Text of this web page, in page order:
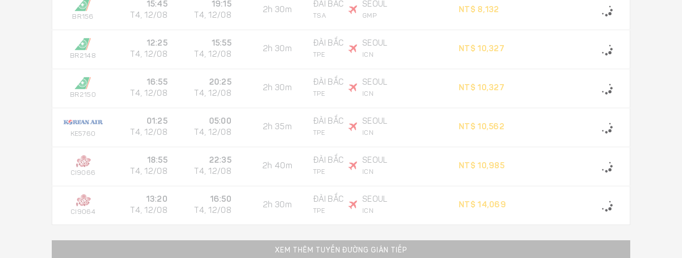
BR156
15:45
T4, 12/08
19:15
T4, 12/08
2h 30m
ĐÀI BẮC
TSA
SEOUL
GMP
NT$ 8,132
BR2148
12:25
T4, 12/08
15:55
T4, 12/08
2h 30m
ĐÀI BẮC
TPE
SEOUL
ICN
NT$ 10,327
BR2150
16:55
T4, 12/08
20:25
T4, 12/08
2h 30m
ĐÀI BẮC
TPE
SEOUL
ICN
NT$ 10,327
KE5760
01:25
T4, 12/08
05:00
T4, 12/08
2h 35m
ĐÀI BẮC
TPE
SEOUL
ICN
NT$ 10,562
CI9066
18:55
T4, 12/08
22:35
T4, 12/08
2h 40m
ĐÀI BẮC
TPE
SEOUL
ICN
NT$ 10,985
CI9064
13:20
T4, 12/08
16:50
T4, 12/08
2h 30m
ĐÀI BẮC
TPE
SEOUL
ICN
NT$ 14,069
XEM THÊM TUYẾN ĐƯỜNG GIÁN TIẾP